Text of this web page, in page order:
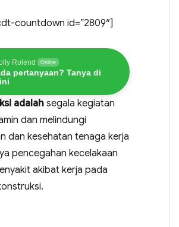
countdown id=”2809″]
Rolend Online
pertanyaan? Tanya di
adalahsegala kegiatan
dan melindungi
dan kesehatan tenaga kerja
pencegahan kecelakaan
akibat kerja pada